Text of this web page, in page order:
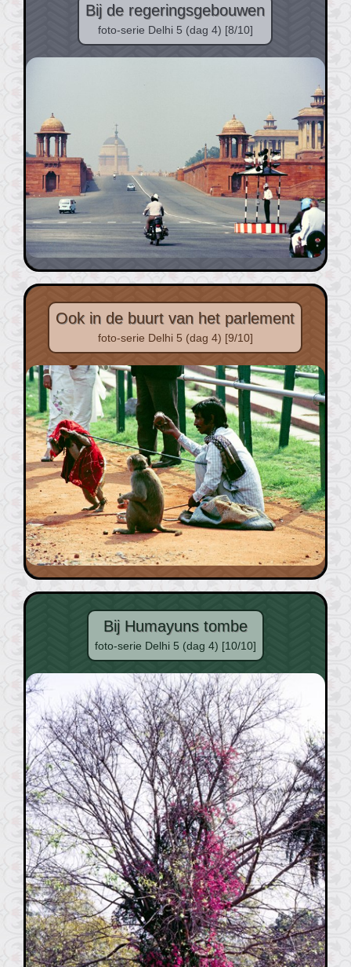
Bij de regeringsgebouwen
foto-serie Delhi 5 (dag 4) [8/10]
Ook in de buurt van het parlement
foto-serie Delhi 5 (dag 4) [9/10]
Bij Humayuns tombe
foto-serie Delhi 5 (dag 4) [10/10]